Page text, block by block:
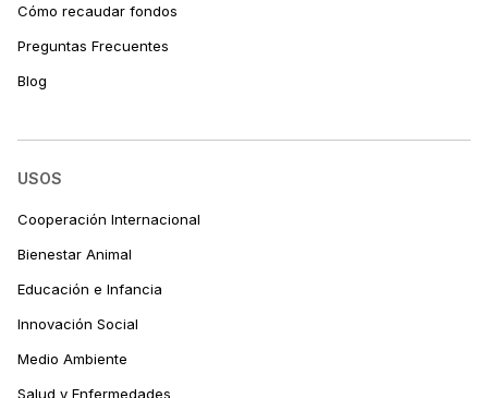
Cómo recaudar fondos
Preguntas Frecuentes
Blog
USOS
Cooperación Internacional
Bienestar Animal
Educación e Infancia
Innovación Social
Medio Ambiente
Salud y Enfermedades